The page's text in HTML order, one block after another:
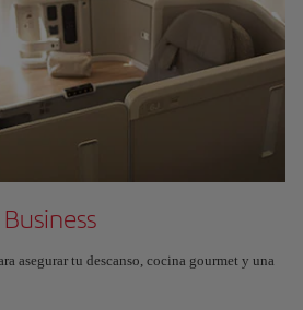
asegurar tu descanso, cocina gourmet y una